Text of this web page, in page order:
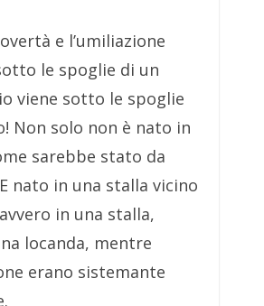
e l’umiliazione
le spoglie di un
viene sotto le spoglie
Non solo non è nato in
sarebbe stato da
nato in una stalla vicino
in una stalla,
locanda, mentre
erano sistemante